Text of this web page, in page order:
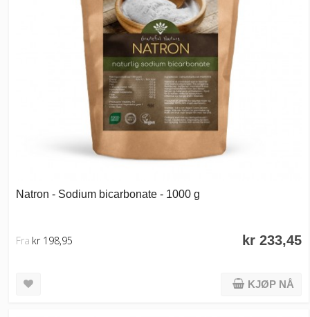
Natron - Sodium bicarbonate - 1000 g
kr 233,45
Fra kr 198,95
KJØP NÅ